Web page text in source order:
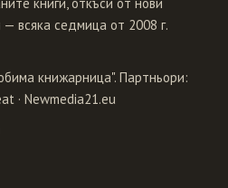
всяка седмица от 2008 г.
книжарница". Партньори:
· Newmedia21.eu